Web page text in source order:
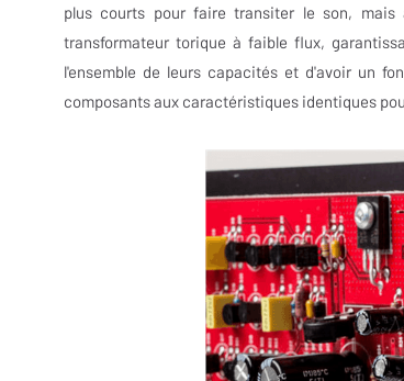
plus courts pour faire transiter le son, mais
transformateur torique à faible flux,
l'ensemble de leurs capacités et d'avoir un
composants aux caractéristiques identiques